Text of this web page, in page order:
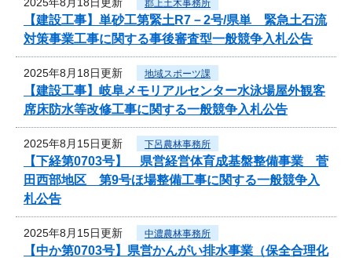
郡上土木事務所
【建設工事】単砂工第緊土R7－2号/県単 緊急土石流
対策事業工事に関する事後審査型一般競争入札公告
2025年8月18日更新 地域スポーツ課
【建設工事】岐阜メモリアルセンター水泳場屋外観客
席床防水等改修工事に関する一般競争入札公告
2025年8月15日更新 下呂農林事務所
【下経第0703号】 県営経営体育成基盤整備事業 菅
田西部地区 第9号ほ場整備工事に関する一般競争入
札公告
2025年8月15日更新 中濃農林事務所
【中か第0703号】県営かんがい排水事業（保全合理化